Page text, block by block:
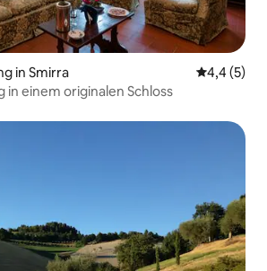
in Smirra
4,4 (5)
in einem originalen Schloss